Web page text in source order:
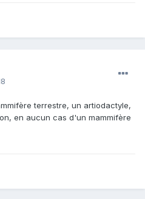
terrestre, un artiodactyle,
en aucun cas d'un mammifère